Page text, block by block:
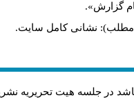
گزارش».
مطلب): نشانی کامل سایت.
در جلسه هيت تحريريه